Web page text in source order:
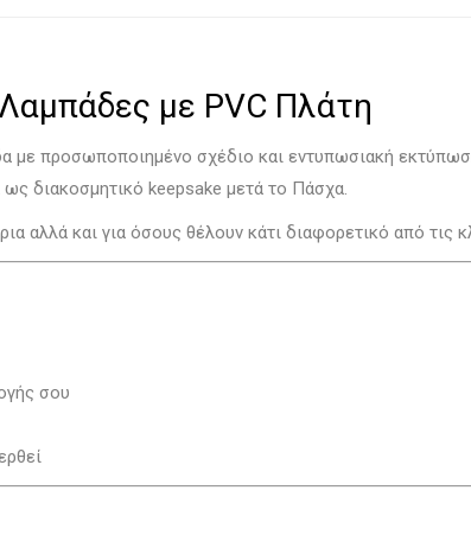
με PVC Πλάτη
με προσωποποιημένο σχέδιο και εντυπωσιακή
ως διακοσμητικό keepsake μετά το Πάσχα.
αλλά και για όσους θέλουν κάτι διαφορετικό από τις
σου